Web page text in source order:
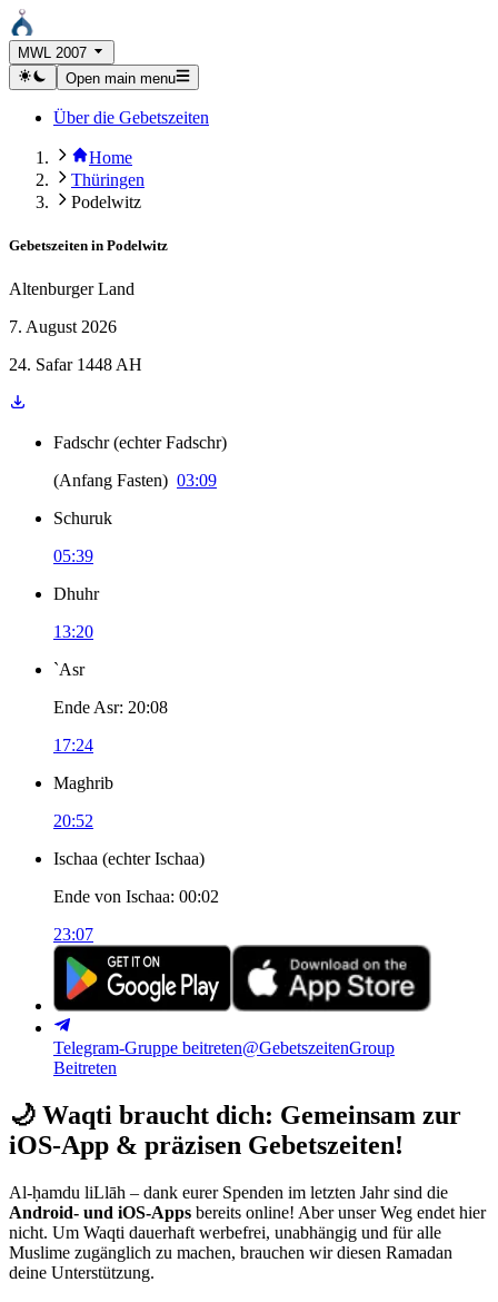
MWL 2007
Open main menu
Über die Gebetszeiten
Home
Thüringen
Podelwitz
Gebetszeiten in Podelwitz
Altenburger Land
7. August 2026
24. Safar 1448 AH
Fadschr (echter Fadschr)
(Anfang Fasten) 03:09
Schuruk
05:39
Dhuhr
13:20
`Asr
Ende Asr: 20:08
17:24
Maghrib
20:52
Ischaa (echter Ischaa)
Ende von Ischaa: 00:02
23:07
Telegram-Gruppe beitreten@GebetszeitenGroup
Beitreten
🌙 Waqti braucht dich: Gemeinsam zur
iOS-App & präzisen Gebetszeiten!
Al-ḥamdu liLlāh – dank eurer Spenden im letzten Jahr sind die
Android- und iOS-Apps bereits online! Aber unser Weg endet hier
nicht. Um Waqti dauerhaft werbefrei, unabhängig und für alle
Muslime zugänglich zu machen, brauchen wir diesen Ramadan
deine Unterstützung.